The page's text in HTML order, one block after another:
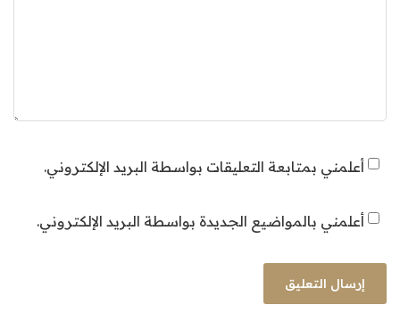
أعلمني بمتابعة التعليقات بواسطة البريد الإلكتروني.
أعلمني بالمواضيع الجديدة بواسطة البريد الإلكتروني.